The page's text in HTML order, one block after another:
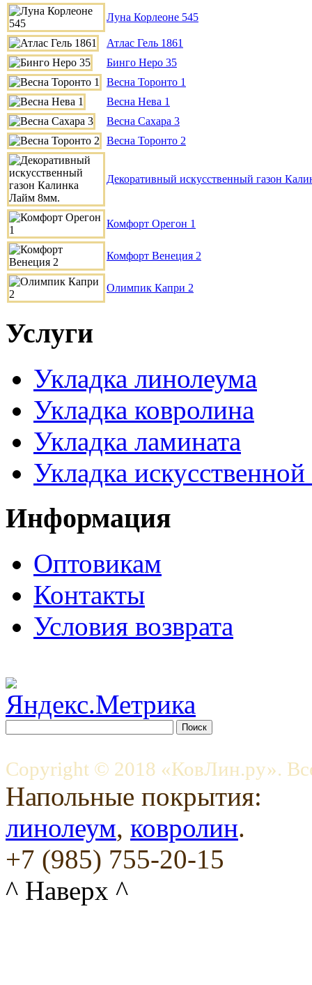
Луна Корлеоне 545
Атлас Гель 1861
Бинго Неро 35
Весна Торонто 1
Весна Нева 1
Весна Сахара 3
Весна Торонто 2
Декоративный искусственный газон
Комфорт Орегон 1
Комфорт Венеция 2
Олимпик Капри 2
Услуги
Укладка линолеума
Укладка ковролина
Укладка ламината
Укладка
Информация
Оптовикам
Контакты
Условия возврата
Copyright © 2018 «КовЛин.ру».
Напольные покрытия:
линолеум, ковролин.
+7 (985) 755-20-15
^ Наверх ^